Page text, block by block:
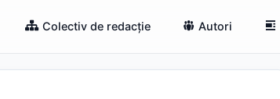
Colectiv de redacție Autori